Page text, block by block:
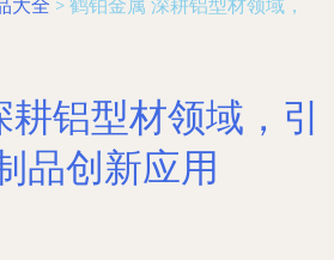
大全 > 鹤铂金属 深耕铝型材领域，
铝型材领域，引
品创新应用